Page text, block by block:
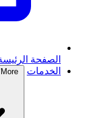
الصفحة
الخدمات